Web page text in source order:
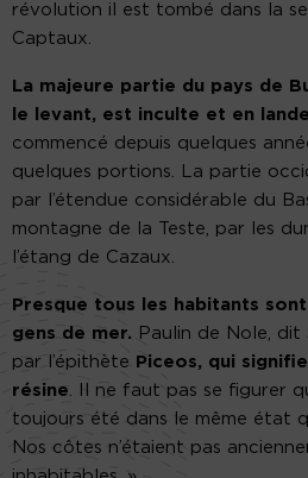
révolution il est tombé dans la
Captaux.
La majeure partie du pays de
le levant, est inculte et en lande
commencé depuis quelques
quelques portions. La partie
par l’étendue considérable du
montagne de la Teste, par les
l’étang de Cazaux.
Presque tous les habitants
gens de mer. Paulin de Nole, dit
par l’épithète Piceos, qui
résine. Il ne faut pas se figurer
toujours été dans le même état
Nos côtes n’étaient pas